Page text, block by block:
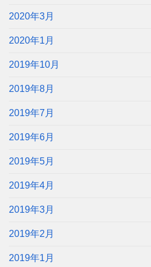
2020年3月
2020年1月
2019年10月
2019年8月
2019年7月
2019年6月
2019年5月
2019年4月
2019年3月
2019年2月
2019年1月